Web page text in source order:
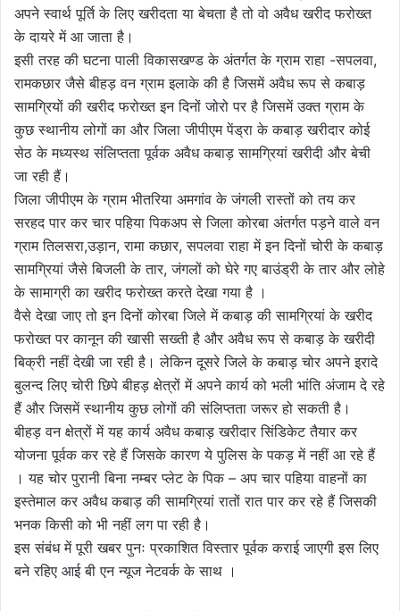
अपने स्वार्थ पूर्ति के लिए खरीदता या बेचता है तो वो अवैध खरीद फरोख्त
के दायरे में आ जाता है।
इसी तरह की घटना पाली विकासखण्ड के अंतर्गत के ग्राम राहा -सपलवा,
रामकछार जैसे बीहड़ वन ग्राम इलाके की है जिसमें अवैध रूप से कबाड़
सामग्रियों की खरीद फरोख्त इन दिनों जोरो पर है जिसमें उक्त ग्राम के
कुछ स्थानीय लोगों का और जिला जीपीएम पेंड्रा के कबाड़ खरीदार कोई
सेठ के मध्यस्थ संलिप्तता पूर्वक अवैध कबाड़ सामग्रियां खरीदी और बेची
जा रही हैं।
जिला जीपीएम के ग्राम भीतरिया अमगांव के जंगली रास्तों को तय कर
सरहद पार कर चार पहिया पिकअप से जिला कोरबा अंतर्गत पड़ने वाले वन
ग्राम तिलसरा,उड़ान, रामा कछार, सपलवा राहा में इन दिनों चोरी के कबाड़
सामग्रियां जैसे बिजली के तार, जंगलों को घेरे गए बाउंड्री के तार और लोहे
के सामाग्री का खरीद फरोख्त करते देखा गया है ।
वैसे देखा जाए तो इन दिनों कोरबा जिले में कबाड़ की सामग्रियां के खरीद
फरोख्त पर कानून की खासी सख्ती है और अवैध रूप से कबाड़ के खरीदी
बिक्री नहीं देखी जा रही है। लेकिन दूसरे जिले के कबाड़ चोर अपने इरादे
बुलन्द लिए चोरी छिपे बीहड़ क्षेत्रों में अपने कार्य को भली भांति अंजाम दे रहे
हैं और जिसमें स्थानीय कुछ लोगों की संलिप्तता जरूर हो सकती है।
बीहड़ वन क्षेत्रों में यह कार्य अवैध कबाड़ खरीदार सिंडिकेट तैयार कर
योजना पूर्वक कर रहे हैं जिसके कारण ये पुलिस के पकड़ में नहीं आ रहे हैं
। यह चोर पुरानी बिना नम्बर प्लेट के पिक – अप चार पहिया वाहनों का
इस्तेमाल कर अवैध कबाड़ की सामग्रियां रातों रात पार कर रहे हैं जिसकी
भनक किसी को भी नहीं लग पा रही है।
इस संबंध में पूरी खबर पुनः प्रकाशित विस्तार पूर्वक कराई जाएगी इस लिए
बने रहिए आई बी एन न्यूज नेटवर्क के साथ ।